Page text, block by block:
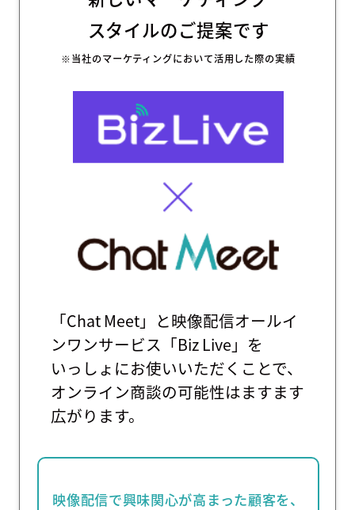
スタイルのご提案です
※当社のマーケティングにおいて活用した際の実績
「Chat Meet」と映像配信オールイ
ンワンサービス「Biz Live」を
いっしょにお使いいただくことで、
オンライン商談の可能性はますます
広がります。
映像配信で興味関心が高まった顧客を、